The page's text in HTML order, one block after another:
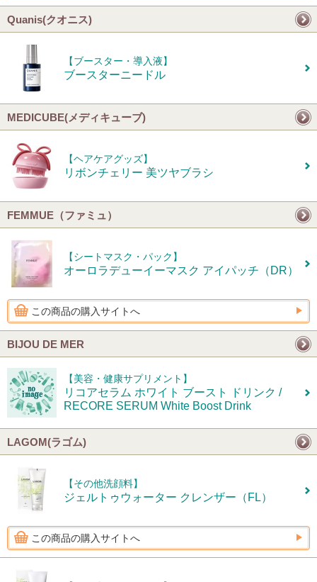
Quanis(クオニス)
【ブースター・導入液】
ブースターニードル
MEDICUBE(メディキューブ)
【ヘアケアグッズ】
リボンチェリー 美ツヤブラシ
FEMMUE（ファミュ）
【シートマスク・パック】
オーロラデューイーマスク アイパッチ（DR）
この商品の購入サイトへ
BIJOU DE MER
【美容・健康サプリメント】
リコアセラム ホワイト ブースト ドリンク /
RECORE SERUM White Boost Drink
LAGOM(ラゴム)
【その他洗顔料】
ジェルトゥウォーター クレンザー（FL）
この商品の購入サイトへ